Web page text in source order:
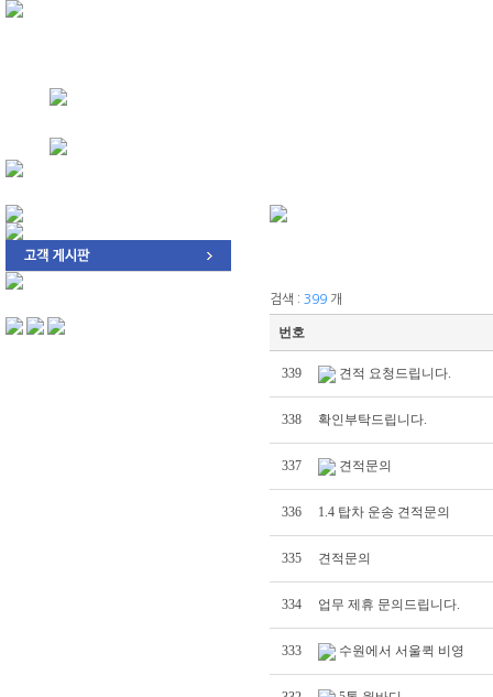
검색 : 399 개
번호
339 견적 요청드립니다.
338 확인부탁드립니다.
337 견적문의
336 1.4 탑차 운송 견적문의
335 견적문의
334 업무 제휴 문의드립니다.
333 수원에서 서울퀵 비영